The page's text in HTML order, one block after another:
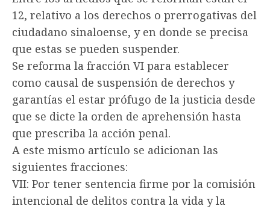
12, relativo a los derechos o prerrogativas del
ciudadano sinaloense, y en donde se precisa
que estas se pueden suspender.
Se reforma la fracción VI para establecer
como causal de suspensión de derechos y
garantías el estar prófugo de la justicia desde
que se dicte la orden de aprehensión hasta
que prescriba la acción penal.
A este mismo artículo se adicionan las
siguientes fracciones:
VII: Por tener sentencia firme por la comisión
intencional de delitos contra la vida y la